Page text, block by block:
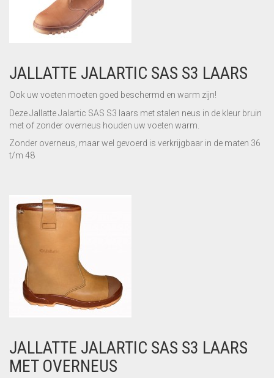
KORVEN- EN
MATTENLASMACHINES
JALLATTE JALARTIC SAS S3 LAARS
Ook uw voeten moeten goed beschermd en warm zijn!
Deze Jallatte Jalartic SAS S3 laars met stalen neus in de kleur bruin
met of zonder overneus houden uw voeten warm.
Zonder overneus, maar wel gevoerd is verkrijgbaar in de maten 36
t/m 48
JALLATTE JALARTIC SAS S3 LAARS
MET OVERNEUS